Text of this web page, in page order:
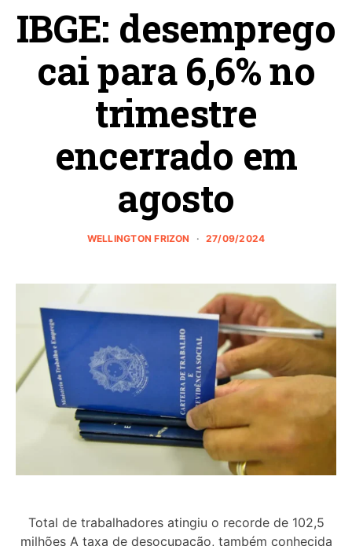
IBGE: desemprego
cai para 6,6% no
trimestre
encerrado em
agosto
WELLINGTON FRIZON 27/09/2024
Total de trabalhadores atingiu o recorde de 102,5
milhões A taxa de desocupação, também conhecida